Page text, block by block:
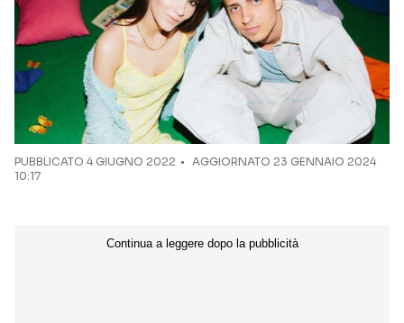
PUBBLICATO 4 GIUGNO 2022
AGGIORNATO 23 GENNAIO 2024
10:17